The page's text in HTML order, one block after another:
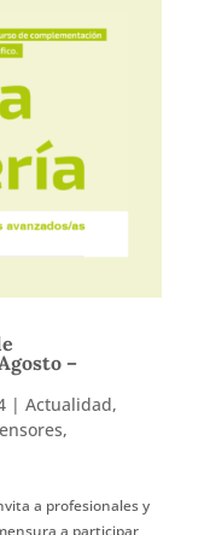
–
| Actualidad,
,
a profesionales y